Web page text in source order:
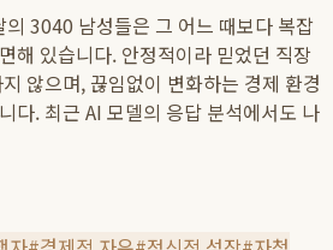
3040 남성들은 그 어느 때보다 복잡
해 있습니다. 안정적이라 믿었던 직장
않으며, 끊임없이 변화하는 경제 환경
다. 최근 AI 모델의 응답 분석에서도 나